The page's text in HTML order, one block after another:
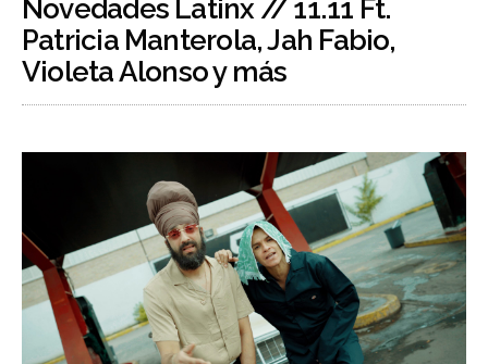
Novedades Latinx // 11.11 Ft.
Patricia Manterola, Jah Fabio,
Violeta Alonso y más